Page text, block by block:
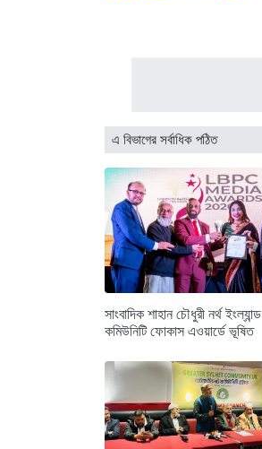
এ বিভাগের সর্বাধিক পঠিত
সাংবাদিক শাহান চৌধুরী নর্থ ইংল্যান্ড
কমিউনিটি ফোকাস এওয়ার্ডে ভূষিত